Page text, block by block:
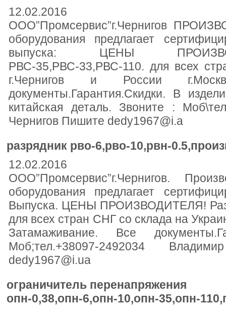
12.02.2016
ООО”Промсервис”г.Чернигов
оборудования предлагает
выпуска: ЦЕНЫ
РВС-35,РВС-33,РВС-110. для всех
г.Чернигов и России
документы.Гарантия.Скидки. В
китайская деталь. Звоните :
Чернигов Пишите dedy1967@i.a
разрядник рво-6,рво-10,рвн-
12.02.2016
ООО”Промсервис”г.Чернигов.
оборудования предлагает
Выпуска. ЦЕНЫ ПРОИЗВОДИТЕЛЯ!
для всех стран СНГ со склада на
Затамаживание. Все
Моб;тел.+38097-2492034
dedy1967@i.ua
ограничитель перенапряжения
опн-0,38,опн-6,опн-10,опн-35,опн-